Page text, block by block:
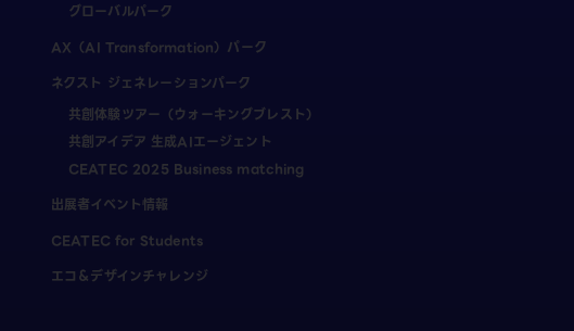
グローバルパーク
AX（AI Transformation）パーク
ネクスト ジェネレーションパーク
共創体験ツアー（ウォーキングブレスト）
共創アイデア 生成AIエージェント
CEATEC 2025 Business matching
出展者イベント情報
CEATEC for Students
エコ＆デザインチャレンジ